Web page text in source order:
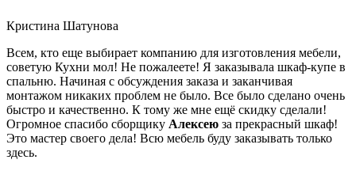
Кристина Шатунова
Всем, кто еще выбирает компанию для изготовления мебели,
советую Кухни мол! Не пожалеете! Я заказывала шкаф-купе в
спальню. Начиная с обсуждения заказа и заканчивая
монтажом никаких проблем не было. Все было сделано очень
быстро и качественно. К тому же мне ещё скидку сделали!
Огромное спасибо сборщику Алексею за прекрасный шкаф!
Это мастер своего дела! Всю мебель буду заказывать только
здесь.